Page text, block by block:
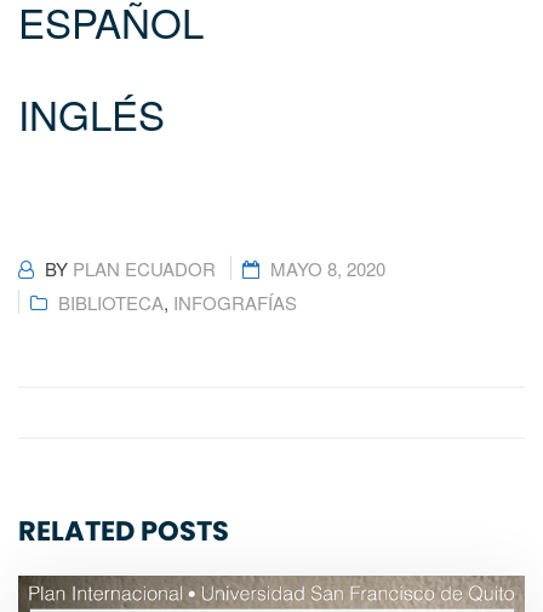
ESPAÑOL
INGLÉS
BY PLAN ECUADOR
MAYO 8, 2020
BIBLIOTECA, INFOGRAFÍAS
RELATED POSTS